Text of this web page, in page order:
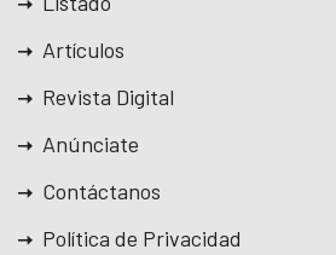
Artículos
Revista Digital
Anúnciate
Contáctanos
Política de Privacidad